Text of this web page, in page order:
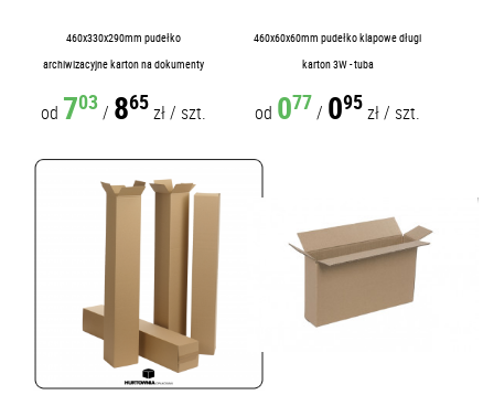
460x330x290mm pudełko
archiwizacyjne karton na dokumenty
od 703/ 865zł/ szt.
460x60x60mm pudełko klapowe długi
karton 3W - tuba
od 077/ 095zł/ szt.